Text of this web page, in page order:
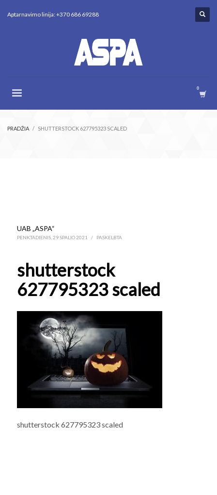
Aptarnavimo linija: +370 686 69288
PRADŽIA SHUTTERSTOCK 627795323 SCALED
UAB „ASPA“
PENKTADIENIS, 29 SPALIO 2021 / PASKELBTA
shutterstock
627795323 scaled
shutterstock 627795323 scaled